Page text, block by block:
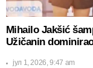
Mihailo Jakšić
Užičanin
јул 1, 2026, 9:47 am